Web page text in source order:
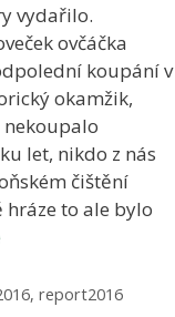
vydařilo.
ovčáčka
koupání v
okamžik,
nekoupalo
let, nikdo z nás
čištění
to ale bylo
, report2016